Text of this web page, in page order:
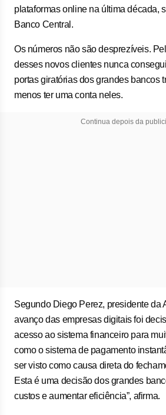
plataformas online na última década,
Banco Central.
Os números não são desprezíveis.
desses novos clientes nunca
portas giratórias dos grandes bancos
menos ter uma conta neles.
Continua depois da
Segundo Diego Perez, presidente da
avanço das empresas digitais foi
acesso ao sistema financeiro para
como o sistema de pagamento
ser visto como causa direta do
Esta é uma decisão dos grandes
custos e aumentar eficiência”, afirma.